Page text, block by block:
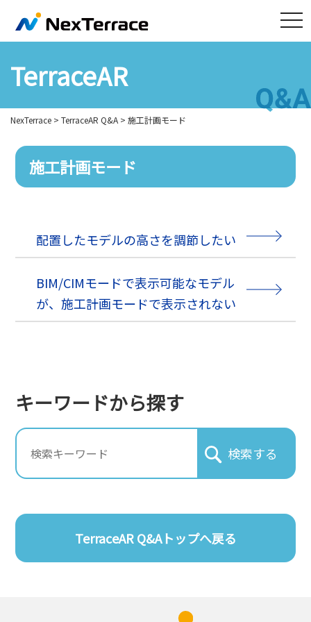
TerraceAR
NexTerrace > TerraceAR Q&A > 施工計画モード
施工計画モード
配置したモデルの高さを調節したい
BIM/CIMモードで表示可能なモデル
が、施工計画モードで表示されない
キーワードから探す
TerraceAR Q&Aトップへ戻る